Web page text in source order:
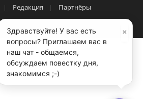
Редакция Партнёры
×
Здравствуйте! У вас есть
вопросы? Приглашаем вас в
наш чат - общаемся,
обсуждаем повестку дня,
знакомимся ;-)